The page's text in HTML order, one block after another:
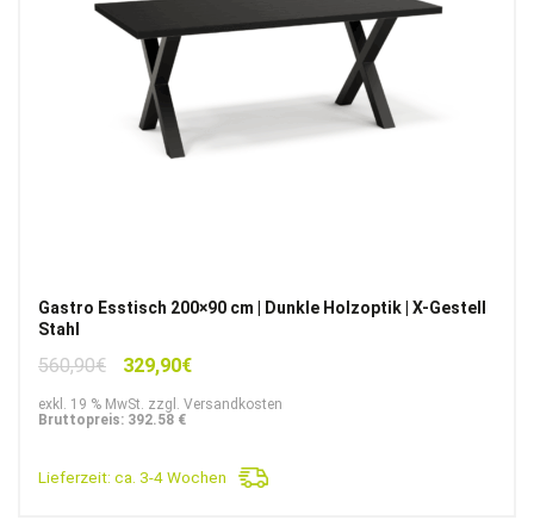
Gastro Esstisch 200×90 cm | Dunkle Holzoptik | X-Gestell
Stahl
560,90€
Ursprünglicher
war:
329,90€Aktueller
ist:
exkl. 19 % MwSt. zzgl. Versandkosten
Bruttopreis: 392.58 €
Lieferzeit: ca. 3-4 Wochen